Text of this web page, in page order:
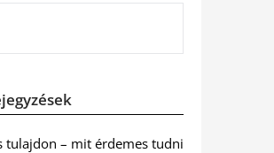
tulajdon – mit érdemes tudni